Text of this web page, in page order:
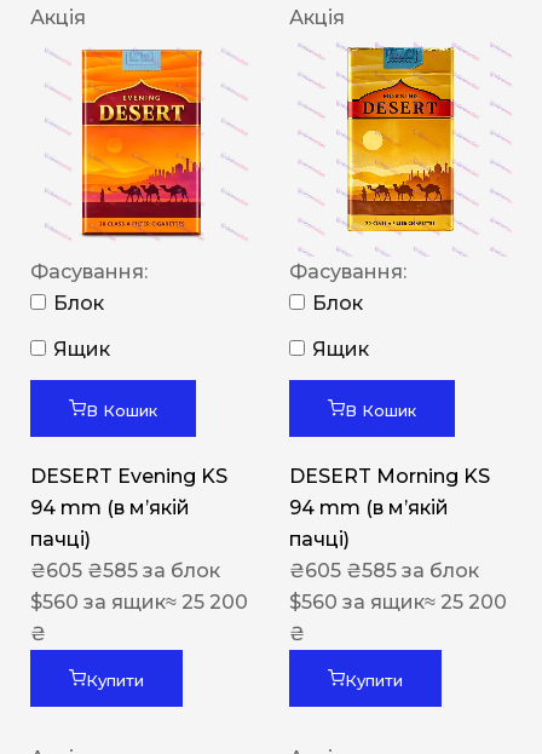
Акція
Фасування:
Блок
Ящик
В Кошик
DESERT Evening KS
94 mm (в мʼякій
пачці)
₴605 ₴585 за блок
$560 за ящик≈ 25 200
₴
Купити
Акція
Фасування:
Блок
Ящик
В Кошик
DESERT Morning KS
94 mm (в мʼякій
пачці)
₴605 ₴585 за блок
$560 за ящик≈ 25 200
₴
Купити